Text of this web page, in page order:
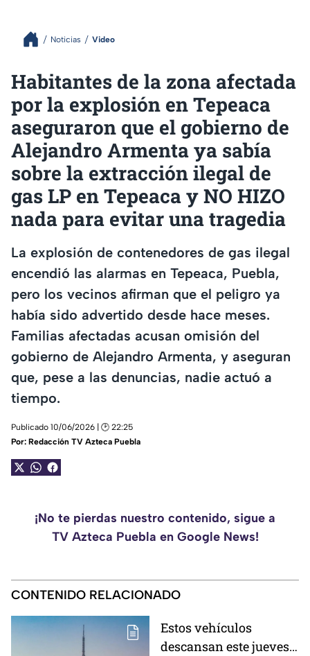
Noticias Video
Habitantes de la zona afectada
por la explosión en Tepeaca
aseguraron que el gobierno de
Alejandro Armenta ya sabía
sobre la extracción ilegal de
gas LP en Tepeaca y NO HIZO
nada para evitar una tragedia
La explosión de contenedores de gas ilegal
encendió las alarmas en Tepeaca, Puebla,
pero los vecinos afirman que el peligro ya
había sido advertido desde hace meses.
Familias afectadas acusan omisión del
gobierno de Alejandro Armenta, y aseguran
que, pese a las denuncias, nadie actuó a
tiempo.
Publicado 10/06/2026 | 🕑 22:25
Por: Redacción TV Azteca Puebla
¡No te pierdas nuestro contenido, sigue a
TV Azteca Puebla en Google News!
CONTENIDO RELACIONADO
Estos vehículos
descansan este jueves 6